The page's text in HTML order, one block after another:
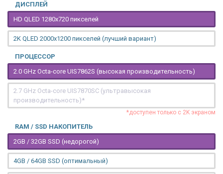
ДИСПЛЕЙ
HD QLED 1280x720 пикселей
2K QLED 2000х1200 пикселей (лучший вариант)
ПРОЦЕССОР
2.0 GHz Octa-core UIS7862S (высокая производительность)
2.7 GHz Octa-core UIS7870SC (ультравысокая
производительность)*
*доступен только с 2K экраном
RAM / SSD НАКОПИТЕЛЬ
2GB / 32GB SSD (недорогой)
4GB / 64GB SSD (оптимальный)